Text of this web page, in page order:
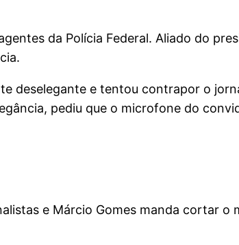
da Polícia Federal. Aliado do
deselegante e tentou contrapor o
pediu que o microfone do
e Márcio Gomes manda cortar o